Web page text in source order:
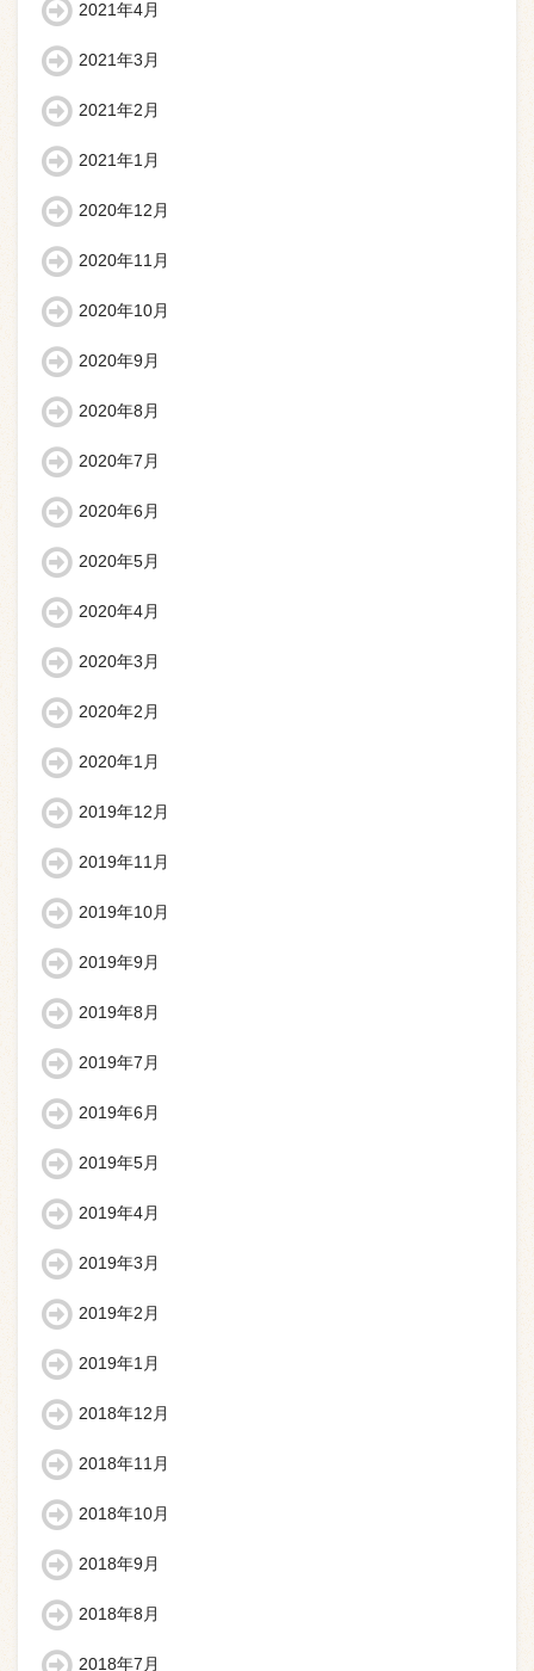
2021年4月
2021年3月
2021年2月
2021年1月
2020年12月
2020年11月
2020年10月
2020年9月
2020年8月
2020年7月
2020年6月
2020年5月
2020年4月
2020年3月
2020年2月
2020年1月
2019年12月
2019年11月
2019年10月
2019年9月
2019年8月
2019年7月
2019年6月
2019年5月
2019年4月
2019年3月
2019年2月
2019年1月
2018年12月
2018年11月
2018年10月
2018年9月
2018年8月
2018年7月